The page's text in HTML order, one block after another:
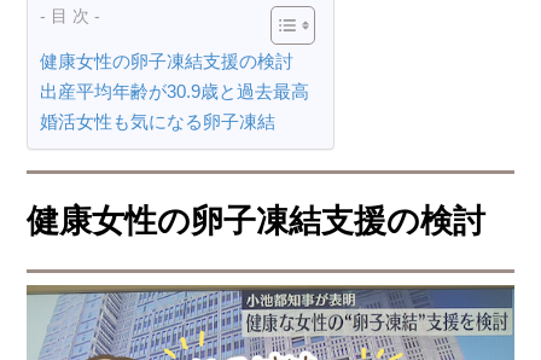
- 目 次 -
健康女性の卵子凍結支援の検討
出産平均年齢が30.9歳と過去最高
婚活女性も気になる卵子凍結
健康女性の卵子凍結支援の検討